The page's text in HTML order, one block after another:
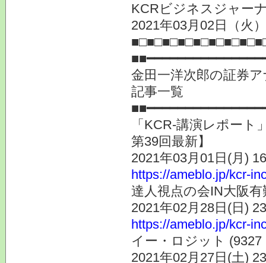
KCRビジネスジャー
2021年03月02日（火
金田一洋次郎の証券
記事一覧
「KCR-講演レポート
第39回最新】
2021年03月01日(月)
https://ameblo.jp/kcr-
達人視点の会IN大阪
2021年02月28日(日)
https://ameblo.jp/kcr-
イー・ロジット
2021年02月27日(土)